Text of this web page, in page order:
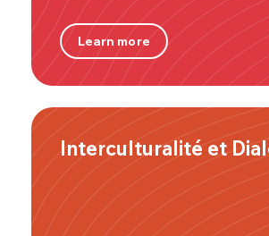
Learn more
Interculturalité et